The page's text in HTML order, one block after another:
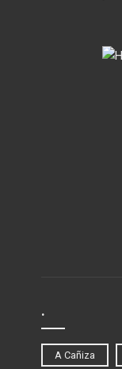
.
A Cañiza